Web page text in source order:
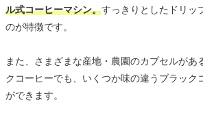
ル式コーヒーマシン。すっきりとしたドリッ
のが特徴です。
また、さまざまな産地・農園のカプセルがあ
クコーヒーでも、いくつか味の違うブラック
ができます。